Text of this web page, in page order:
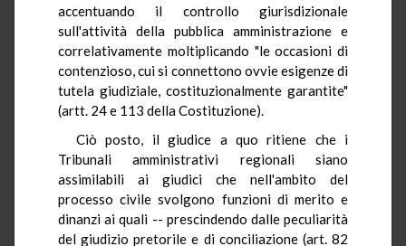
accentuando il controllo giurisdizionale
sull'attività della pubblica amministrazione e
correlativamente moltiplicando "le occasioni di
contenzioso, cui si connettono ovvie esigenze di
tutela giudiziale, costituzionalmente garantite"
(artt. 24 e 113 della Costituzione).
Ciò posto, il giudice a quo ritiene che i
Tribunali amministrativi regionali siano
assimilabili ai giudici che nell'ambito del
processo civile svolgono funzioni di merito e
dinanzi ai quali -- prescindendo dalle peculiarità
del giudizio pretorile e di conciliazione (art. 82